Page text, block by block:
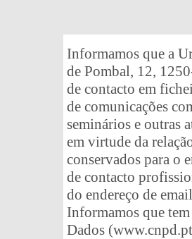
Informamos que a
de Pombal, 12,
de contacto em
de comunicações
seminários e outras
em virtude da
conservados para o
de contacto
do endereço de
Informamos que
Dados